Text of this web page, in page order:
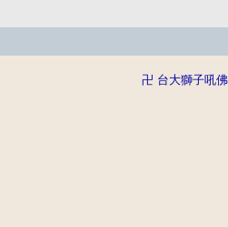
卍 台大獅子吼